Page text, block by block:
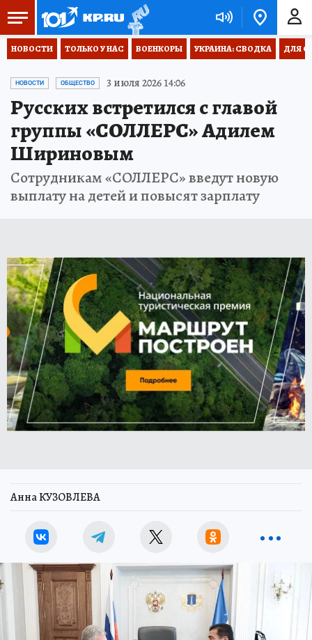
НОВОСТИ ТОЛЬКО У НАС ВОЕНКОРЫ УКРАИНА: СВОДКА ДЛЯ
НОВОСТИ ОБЩЕСТВО 3 июля 2026 14:06
Русских встретился с главой
группы «СОЛЛЕРС» Адилем
Шириновым
Сотрудникам «СОЛЛЕРС» введут новую
выплату на детей и повысят зарплату
Анна КУЗОВЛЕВА